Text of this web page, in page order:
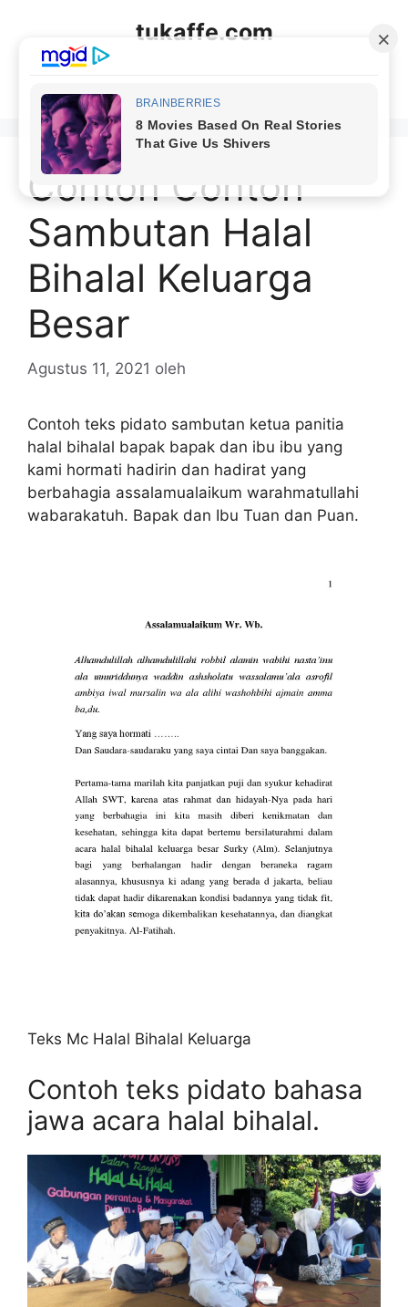
tukaffe.com
Contoh Contoh
Sambutan Halal
Bihalal Keluarga
Besar
Agustus 11, 2021 oleh
Contoh teks pidato sambutan ketua panitia
halal bihalal bapak bapak dan ibu ibu yang
kami hormati hadirin dan hadirat yang
berbahagia assalamualaikum warahmatullahi
wabarakatuh. Bapak dan Ibu Tuan dan Puan.
Teks Mc Halal Bihalal Keluarga
Contoh teks pidato bahasa
jawa acara halal bihalal.